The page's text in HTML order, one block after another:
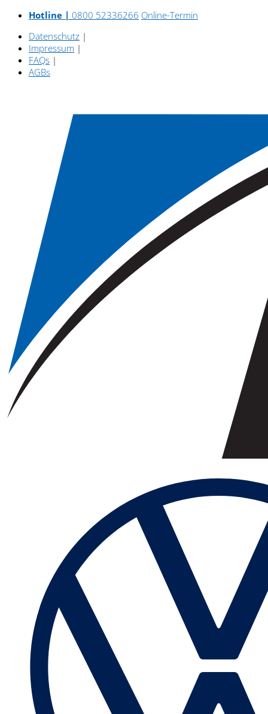
Hotline | 0800 52336266 Online-Termin
Datenschutz |
Impressum |
FAQs |
AGBs